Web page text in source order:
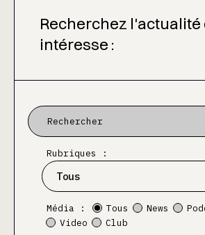
Recherchez l'actualité
intéresse :
Rubriques :
Média : Tous News
Video
Club